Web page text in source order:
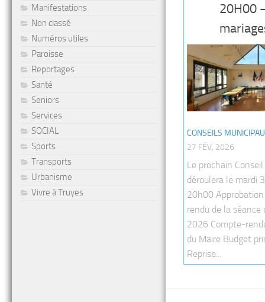
20H00
CONSEILS
27 FÉV, 2026
Le prochain
déroulera le mardi
20h00
rendu de la séance
2026 Compte-
du Maire Budget
Reprise...
Manifestations
Non classé
Numéros utiles
Paroisse
Reportages
Santé
Seniors
Services
SOCIAL
Sports
Transports
Urbanisme
Vivre à Truyes